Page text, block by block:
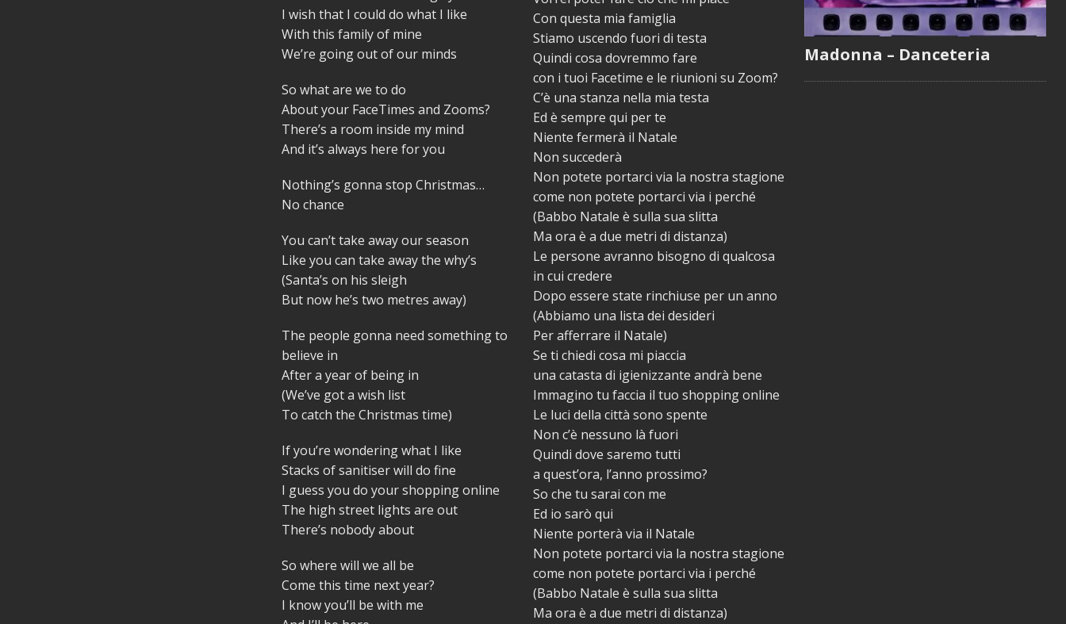
I wish that I could do what I like
With this family of mine
We’re going out of our minds
So what are we to do
About your FaceTimes and Zooms?
There’s a room inside my mind
And it’s always here for you
Nothing’s gonna stop Christmas…
No chance
You can’t take away our season
Like you can take away the why’s
(Santa’s on his sleigh
But now he’s two metres away)
The people gonna need something to
believe in
After a year of being in
(We’ve got a wish list
To catch the Christmas time)
If you’re wondering what I like
Stacks of sanitiser will do fine
I guess you do your shopping online
The high street lights are out
There’s nobody about
So where will we all be
Come this time next year?
I know you’ll be with me
Con questa mia famiglia
Stiamo uscendo fuori di testa
Quindi cosa dovremmo fare
con i tuoi Facetime e le riunioni su Zoom?
C’è una stanza nella mia testa
Ed è sempre qui per te
Niente fermerà il Natale
Non succederà
Non potete portarci via la nostra stagione
come non potete portarci via i perché
(Babbo Natale è sulla sua slitta
Ma ora è a due metri di distanza)
Le persone avranno bisogno di qualcosa
in cui credere
Dopo essere state rinchiuse per un anno
(Abbiamo una lista dei desideri
Per afferrare il Natale)
Se ti chiedi cosa mi piaccia
una catasta di igienizzante andrà bene
Immagino tu faccia il tuo shopping online
Le luci della città sono spente
Non c’è nessuno là fuori
Quindi dove saremo tutti
a quest’ora, l’anno prossimo?
So che tu sarai con me
Ed io sarò qui
Niente porterà via il Natale
Non potete portarci via la nostra stagione
come non potete portarci via i perché
(Babbo Natale è sulla sua slitta
Ma ora è a due metri di distanza)
Madonna – Danceteria